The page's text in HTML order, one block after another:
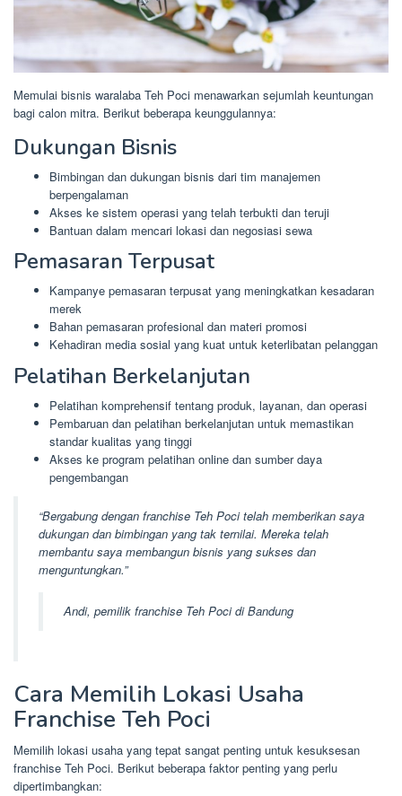
Memulai bisnis waralaba Teh Poci menawarkan sejumlah keuntungan
bagi calon mitra. Berikut beberapa keunggulannya:
Dukungan Bisnis
Bimbingan dan dukungan bisnis dari tim manajemen
berpengalaman
Akses ke sistem operasi yang telah terbukti dan teruji
Bantuan dalam mencari lokasi dan negosiasi sewa
Pemasaran Terpusat
Kampanye pemasaran terpusat yang meningkatkan kesadaran
merek
Bahan pemasaran profesional dan materi promosi
Kehadiran media sosial yang kuat untuk keterlibatan pelanggan
Pelatihan Berkelanjutan
Pelatihan komprehensif tentang produk, layanan, dan operasi
Pembaruan dan pelatihan berkelanjutan untuk memastikan
standar kualitas yang tinggi
Akses ke program pelatihan online dan sumber daya
pengembangan
“Bergabung dengan franchise Teh Poci telah memberikan saya
dukungan dan bimbingan yang tak ternilai. Mereka telah
membantu saya membangun bisnis yang sukses dan
menguntungkan.”
Andi, pemilik franchise Teh Poci di Bandung
Cara Memilih Lokasi Usaha
Franchise Teh Poci
Memilih lokasi usaha yang tepat sangat penting untuk kesuksesan
franchise Teh Poci. Berikut beberapa faktor penting yang perlu
dipertimbangkan: